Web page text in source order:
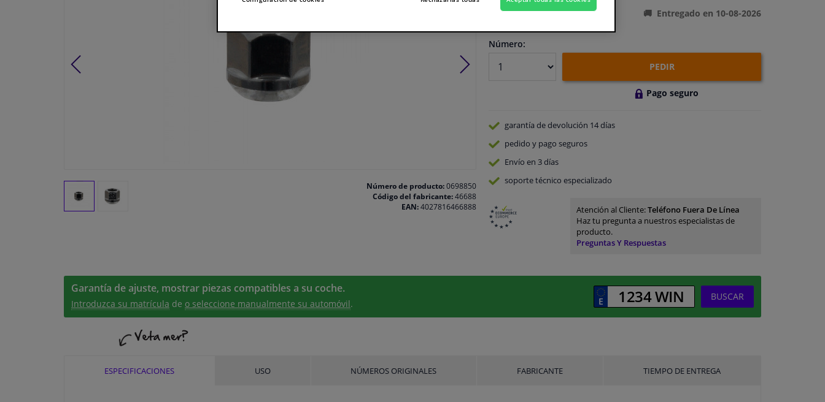
Número de producto:0698850
Código del fabricante:46688
EAN:4027816466888
Entregado en 10-08-2026
Número:
PEDIR
Pago seguro
garantía de devolución 14 días
pedido y pago seguros
Envío en 3 días
soporte técnico especializado
Atención al Cliente:Teléfono Fuera De Línea
Haz tu pregunta a nuestros especialistas de
producto.
Preguntas Y Respuestas
Garantía de ajuste, mostrar piezas compatibles a su coche.
Introduzca su matrícula de o seleccione manualmente su automóvil.
BUSCAR
ESPECIFICACIONES USO NÚMEROS ORIGINALES FABRICANTE TIEMPO DE ENTREGA